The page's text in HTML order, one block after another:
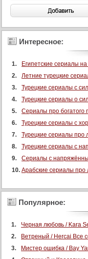
Интересное:
Египетские сериалы
Летние турецкие
Турецкие сериалы с
Турецкие сериалы о
Сериалы про богатого
Турецкие сериалы с
Турецкие сериалы про
Турецкие сериалы с
Сериалы с
Арабские сериалы про
Популярное:
Черная любовь / Kara
Ветреный / Hercai Все
Мистер ошибка / Bay